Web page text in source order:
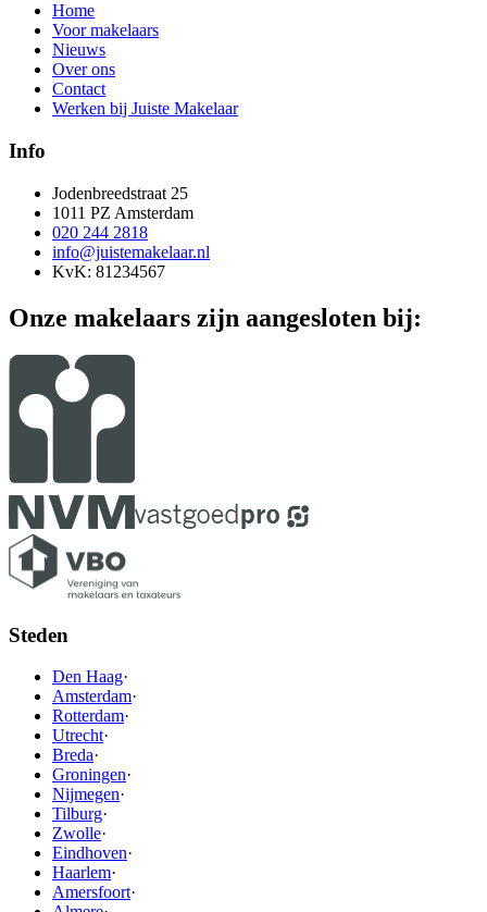
Home
Voor makelaars
Nieuws
Over ons
Contact
Werken bij Juiste Makelaar
Info
Jodenbreedstraat 25
1011 PZ Amsterdam
020 244 2818
info@juistemakelaar.nl
KvK: 81234567
Onze makelaars zijn aangesloten bij:
Steden
Den Haag·
Amsterdam·
Rotterdam·
Utrecht·
Breda·
Groningen·
Nijmegen·
Tilburg·
Zwolle·
Eindhoven·
Haarlem·
Amersfoort·